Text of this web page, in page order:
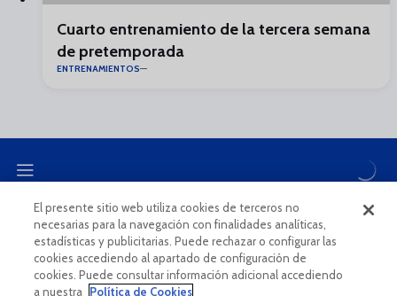
Cuarto entrenamiento de la tercera semana
de pretemporada
ENTRENAMIENTOS
CANAL ÉTICO
El presente sitio web utiliza cookies de terceros no
necesarias para la navegación con finalidades analíticas,
estadísticas y publicitarias. Puede rechazar o configurar las
cookies accediendo al apartado de configuración de
cookies. Puede consultar información adicional accediendo
a nuestra
Política de Cookies